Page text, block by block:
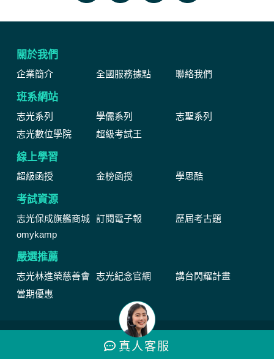
真人客服
關於我們
企業簡介 全國服務據點 聯絡我們
班系網站
志光系列 學儒系列
志聖系列
志光數位學院
超級考試王
線上學習
超級函授 金榜函授 學思酷
考試資源
志光保成旗艦商城 訂閱電子報
歷屆考古題
omykamp
嚴選推薦
志光林進榮慈善會 志光紀念官網
講台閃耀計畫
當期優惠
網站由公職王數位行銷(股)公司維運管理著作權所有 Copyright © by
2024 public.com.tw All Rights Reserved.